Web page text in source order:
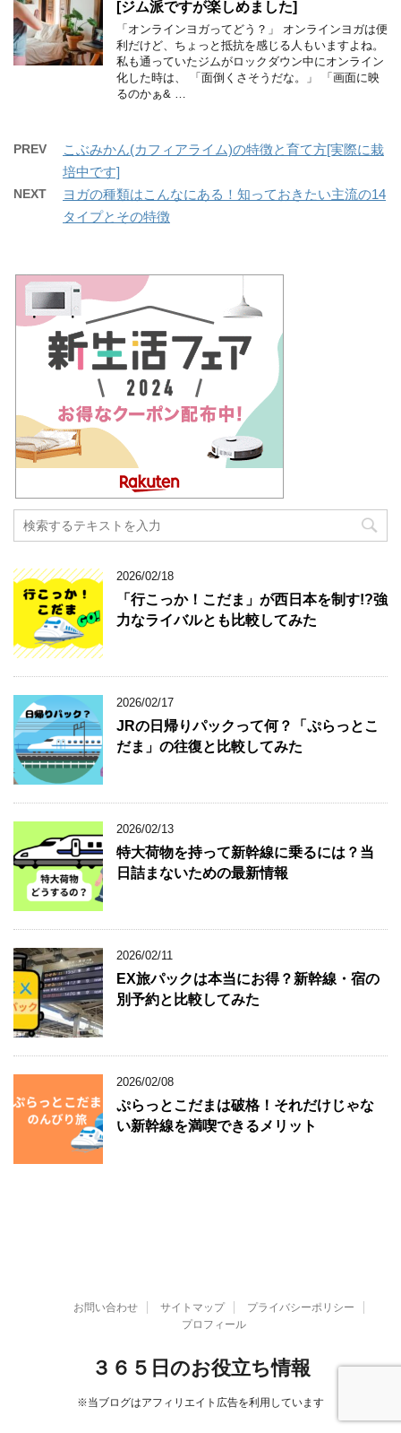
[ジム派ですが楽しめました]
「オンラインヨガってどう？」 オンラインヨガは便
利だけど、ちょっと抵抗を感じる人もいますよね。
私も通っていたジムがロックダウン中にオンライン
化した時は、 「面倒くさそうだな。」 「画面に映
るのかぁ& …
PREV
こぶみかん(カフィアライム)の特徴と育て方[実際に栽
培中です]
NEXT
ヨガの種類はこんなにある！知っておきたい主流の14
タイプとその特徴
2026/02/18
「行こっか！こだま」が西日本を制す!?強
力なライバルとも比較してみた
2026/02/17
JRの日帰りパックって何？「ぷらっとこ
だま」の往復と比較してみた
2026/02/13
特大荷物を持って新幹線に乗るには？当
日詰まないための最新情報
2026/02/11
EX旅パックは本当にお得？新幹線・宿の
別予約と比較してみた
2026/02/08
ぷらっとこだまは破格！それだけじゃな
い新幹線を満喫できるメリット
お問い合わせ サイトマップ
プライバシーポリシー
プロフィール
３６５日のお役立ち情報
※当ブログはアフィリエイト広告を利用しています